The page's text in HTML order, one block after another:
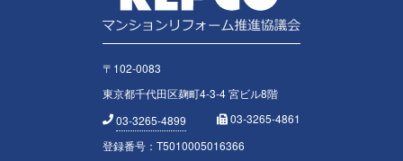
〒102-0083
東京都千代田区麹町4-3-4 宮ビル8階
03-3265-4899
03-3265-4861
登録番号：T5010005016366